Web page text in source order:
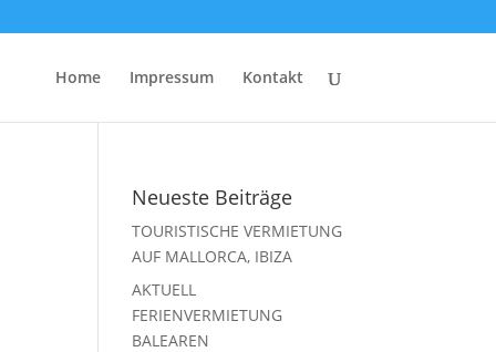
Home Impressum Kontakt
Neueste Beiträge
TOURISTISCHE VERMIETUNG
AUF MALLORCA, IBIZA
AKTUELL
FERIENVERMIETUNG
BALEAREN